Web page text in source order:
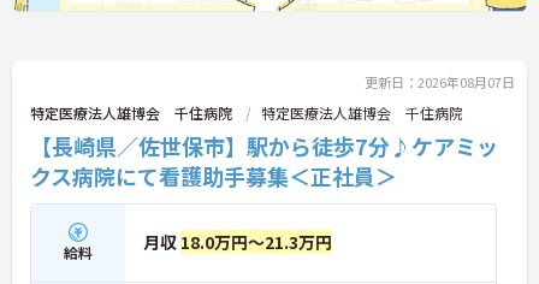
更新日：2026年08月07日
特定医療法人雄博会 千住病院 特定医療法人雄博会 千住病院
【長崎県／佐世保市】駅から徒歩7分♪ケアミッ
クス病院にて看護助手募集＜正社員＞
給料 月収 18.0万円～21.3万円